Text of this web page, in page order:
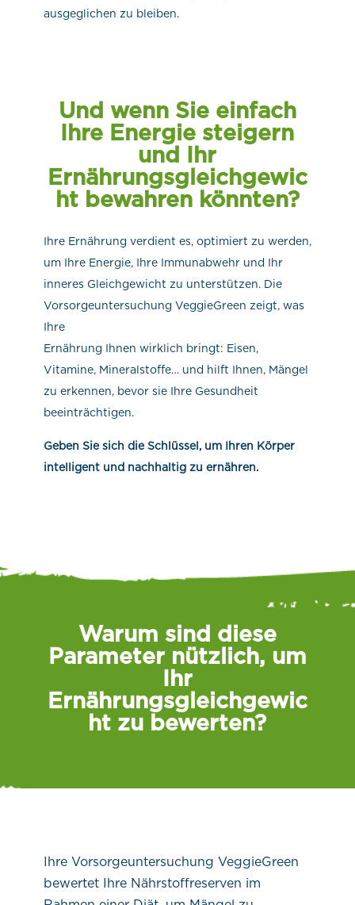
ausgeglichen zu bleiben.
Und wenn Sie einfach
Ihre Energie steigern
und Ihr
Ernährungsgleichgewic
ht bewahren könnten?
Ihre Ernährung verdient es, optimiert zu werden,
um Ihre Energie, Ihre Immunabwehr und Ihr
inneres Gleichgewicht zu unterstützen. Die
Vorsorgeuntersuchung VeggieGreen zeigt, was
Ihre
Ernährung Ihnen wirklich bringt: Eisen,
Vitamine, Mineralstoffe… und hilft Ihnen, Mängel
zu erkennen, bevor sie Ihre Gesundheit
beeinträchtigen.
Geben Sie sich die Schlüssel, um Ihren Körper
intelligent und nachhaltig zu ernähren.
Warum sind diese
Parameter nützlich, um
Ihr
Ernährungsgleichgewic
ht zu bewerten?
Ihre Vorsorgeuntersuchung VeggieGreen
bewertet Ihre Nährstoffreserven im